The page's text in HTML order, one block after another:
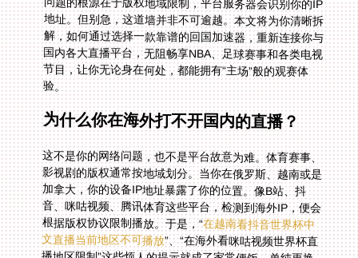
验。
为什么你在海外打不开国内的直播？
这不是你的网络问题，也不是平台故意为难。体育赛事、
影视剧的版权通常按地域划分。当你在俄罗斯、越南或是
加拿大，你的设备IP地址暴露了你的位置。像B站、抖
音、咪咕视频、腾讯体育这些平台，检测到海外IP，便会
根据版权协议限制播放。于是，“在越南看抖音世界杯中
文直播当前地区不可播放”、“在海外看咪咕视频世界杯直
播地区限制”这些烦人的提示就成了家常便饭。单纯更换
国家地区的设置根本没用，关键在于让你的网络流量“看